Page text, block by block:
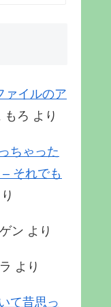
ァイルのア
もろ より
ちゃった
それでも
ン より
より
て昔思っ